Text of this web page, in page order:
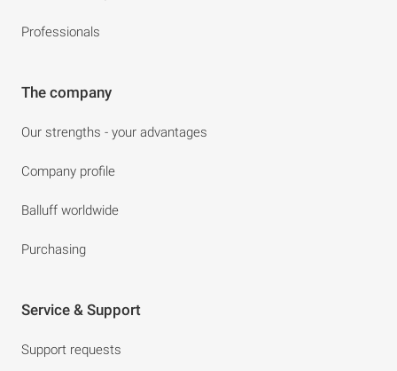
Professionals
The company
Our strengths - your advantages
Company profile
Balluff worldwide
Purchasing
Service & Support
Support requests